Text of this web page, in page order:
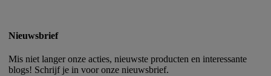
Nieuwsbrief
Mis niet langer onze acties, nieuwste producten en interessante
blogs! Schrijf je in voor onze nieuwsbrief.